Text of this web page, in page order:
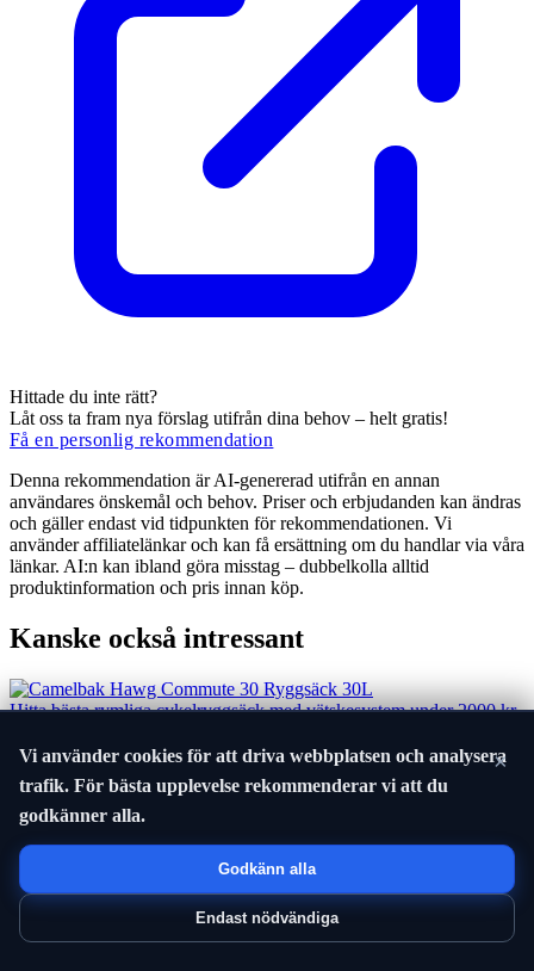
Hittade du inte rätt?
Låt oss ta fram nya förslag utifrån dina behov – helt gratis!
Få en personlig rekommendation
Denna rekommendation är AI-genererad utifrån en annan
användares önskemål och behov. Priser och erbjudanden kan ändras
och gäller endast vid tidpunkten för rekommendationen. Vi
använder affiliatelänkar och kan få ersättning om du handlar via våra
länkar. AI:n kan ibland göra misstag – dubbelkolla alltid
produktinformation och pris innan köp.
Kanske också intressant
Hitta bästa rymliga cykelryggsäck med vätskesystem under 2000 kr
Hitta bästa svarta racercykelhjälm med matt finish under 2000 kr
2025-10-01
2025-09-30
Hitta bästa snabba USB-C snabbladdare 20W 2025
×
Vi använder cookies för att driva webbplatsen och analysera
trafik. För bästa upplevelse rekommenderar vi att du
godkänner alla.
Godkänn alla
Endast nödvändiga